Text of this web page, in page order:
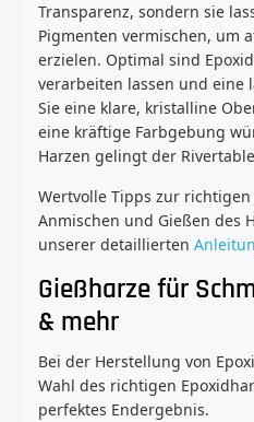
Transparenz, sondern sie
Pigmenten vermischen, um
erzielen. Optimal sind
verarbeiten lassen und eine
Sie eine klare, kristalline
eine kräftige Farbgebung
Harzen gelingt der
Wertvolle Tipps zur
Anmischen und Gießen des
unserer detaillierten
Gießharze für
& mehr
Bei der Herstellung von
Wahl des richtigen
perfektes Endergebnis.